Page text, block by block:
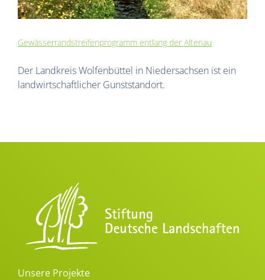
Gewässerrand­strei­fen­programm entlang der Altenau
Der Landkreis Wolfenbüttel in Niedersachsen ist ein
landwirtschaftlicher Gunststandort.
Unsere Projekte